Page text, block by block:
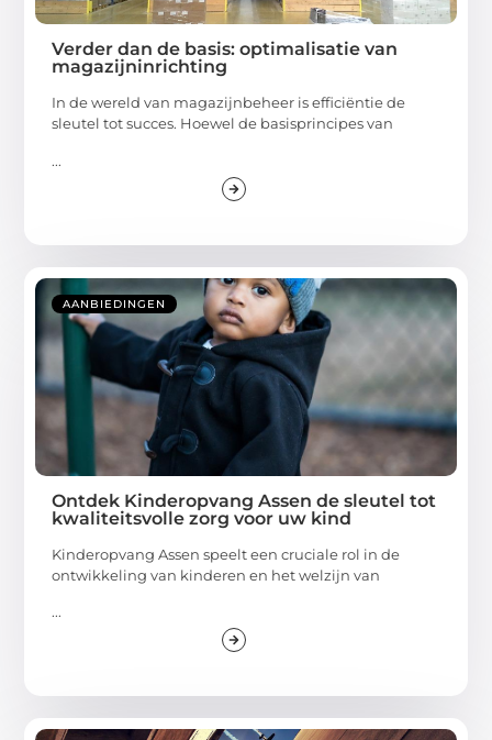
Verder dan de basis: optimalisatie van
magazijninrichting
In de wereld van magazijnbeheer is efficiëntie de
sleutel tot succes. Hoewel de basisprincipes van
...
AANBIEDINGEN
Ontdek Kinderopvang Assen de sleutel tot
kwaliteitsvolle zorg voor uw kind
Kinderopvang Assen speelt een cruciale rol in de
ontwikkeling van kinderen en het welzijn van
...